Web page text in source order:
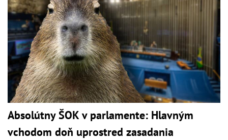
Absolútny ŠOK v parlamente: Hlavným
vchodom doň uprostred zasadania